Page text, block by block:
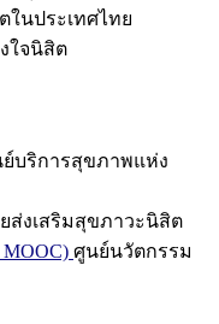
ในประเทศไทย
ใจนิสิต
บริการสุขภาพแห่ง
ส่งเสริมสุขภาวะนิสิต
ศูนย์นวัตกรรม